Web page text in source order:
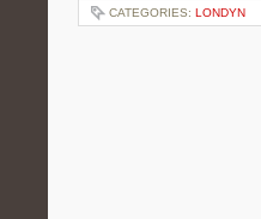
CATEGORIES: LONDYN